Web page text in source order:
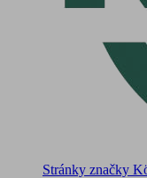
Stránky značky